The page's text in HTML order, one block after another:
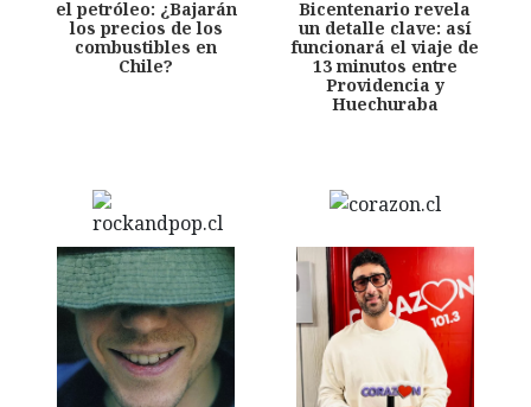
el petróleo: ¿Bajarán
los precios de los
combustibles en
Chile?
Bicentenario revela
un detalle clave: así
funcionará el viaje de
13 minutos entre
Providencia y
Huechuraba